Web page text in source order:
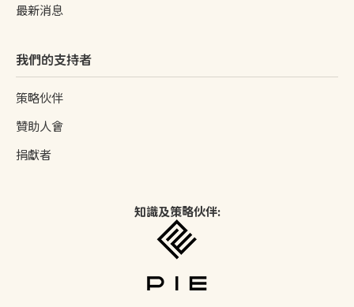
最新消息
我們的支持者
策略伙伴
贊助人會
捐獻者
知識及策略伙伴: